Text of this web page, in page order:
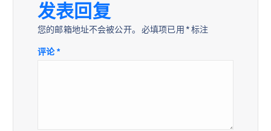
发表回复
您的邮箱地址不会被公开。 必填项已用 *标注
评论*